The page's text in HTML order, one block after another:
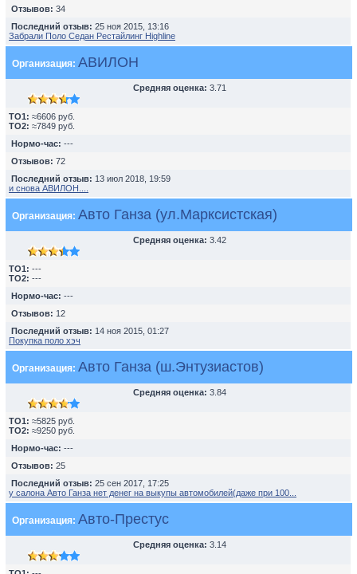
Отзывов: 34
Последний отзыв: 25 ноя 2015, 13:16
Забрали Поло Седан Рестайлинг Highline
Организация: АВИЛОН
Средняя оценка: 3.71
TO1: ≈6606 руб.
TO2: ≈7849 руб.
Нормо-час: ---
Отзывов: 72
Последний отзыв: 13 июл 2018, 19:59
и снова АВИЛОН....
Организация: Авто Ганза (ул.Марксистская)
Средняя оценка: 3.42
TO1: ---
TO2: ---
Нормо-час: ---
Отзывов: 12
Последний отзыв: 14 ноя 2015, 01:27
Покупка поло хэч
Организация: Авто Ганза (ш.Энтузиастов)
Средняя оценка: 3.84
TO1: ≈5825 руб.
TO2: ≈9250 руб.
Нормо-час: ---
Отзывов: 25
Последний отзыв: 25 сен 2017, 17:25
у салона Авто Ганза нет денег на выкупы автомобилей(даже при 100...
Организация: Авто-Престус
Средняя оценка: 3.14